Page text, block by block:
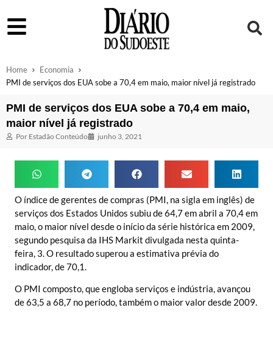
Home
Economia
PMI de serviços dos EUA sobe a 70,4 em maio, maior nível já registrado
PMI de serviços dos EUA sobe a 70,4 em maio,
maior nível já registrado
Por Estadão Conteúdo junho 3, 2021
O índice de gerentes de compras (PMI, na sigla em inglês) de
serviços dos Estados Unidos subiu de 64,7 em abril a 70,4 em
maio, o maior nível desde o início da série histórica em 2009,
segundo pesquisa da IHS Markit divulgada nesta quinta-
feira, 3. O resultado superou a estimativa prévia do
indicador, de 70,1.
O PMI composto, que engloba serviços e indústria, avançou
de 63,5 a 68,7 no período, também o maior valor desde 2009.